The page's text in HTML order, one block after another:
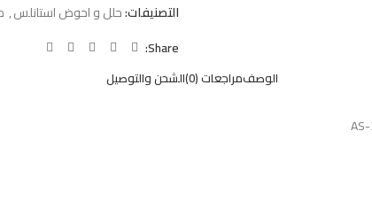
التصنيفات:حلل و احوض استانلس,
Share:
الوصفمراجعات (0) الشحن والتوصيل